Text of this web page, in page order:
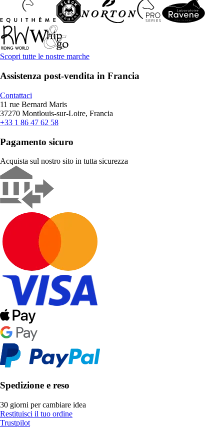
Scopri tutte le nostre marche
Assistenza post-vendita in Francia
Contattaci
11 rue Bernard Maris
37270 Montlouis-sur-Loire, Francia
+33 1 86 47 62 58
Pagamento sicuro
Acquista sul nostro sito in tutta sicurezza
Spedizione e reso
30 giorni per cambiare idea
Restituisci il tuo ordine
Trustpilot